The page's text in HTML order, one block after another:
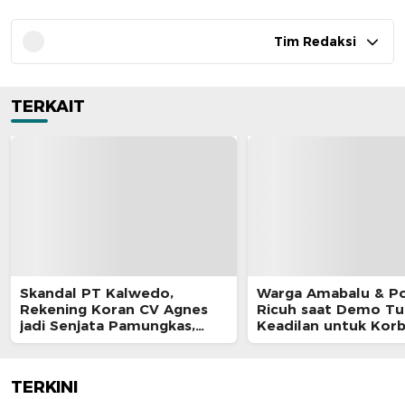
Tim Redaksi
TERKAIT
Skandal PT Kalwedo,
Rekening Koran CV Agnes
jadi Senjata Pamungkas,
Kejati Maluku Diduga “Masuk
Warga Amabalu &
Ricuh saat Demo
Keadilan untuk
Penganiayaan
TERKINI